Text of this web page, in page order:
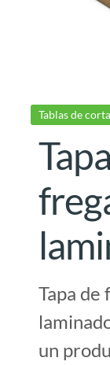
Tablas de
Tapa de
un